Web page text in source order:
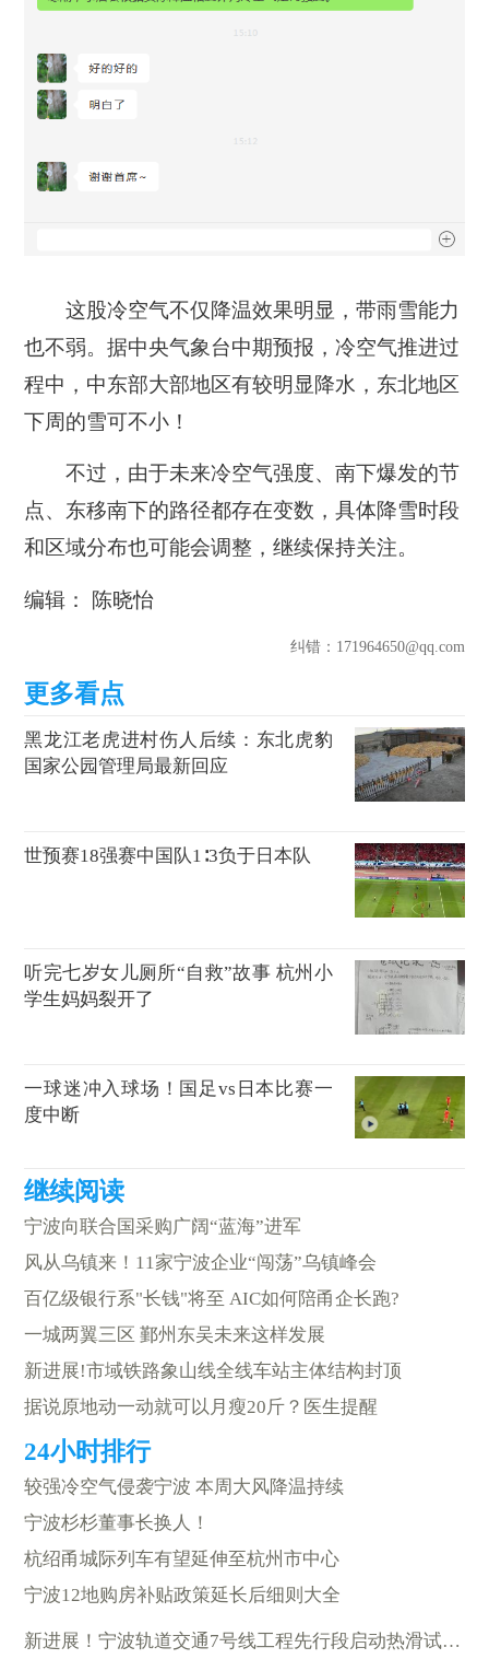
这股冷空气不仅降温效果明显，带雨雪能力
也不弱。据中央气象台中期预报，冷空气推进过
程中，中东部大部地区有较明显降水，东北地区
下周的雪可不小！
不过，由于未来冷空气强度、南下爆发的节
点、东移南下的路径都存在变数，具体降雪时段
和区域分布也可能会调整，继续保持关注。
编辑： 陈晓怡
纠错：171964650@qq.com
黑龙江老虎进村伤人后续：东北虎豹
国家公园管理局最新回应
世预赛18强赛中国队1∶3负于日本队
听完七岁女儿厕所“自救”故事 杭州小
学生妈妈裂开了
一球迷冲入球场！国足vs日本比赛一
度中断
宁波向联合国采购广阔“蓝海”进军
风从乌镇来！11家宁波企业“闯荡”乌镇峰会
百亿级银行系"长钱"将至 AIC如何陪甬企长跑?
一城两翼三区 鄞州东吴未来这样发展
新进展!市域铁路象山线全线车站主体结构封顶
据说原地动一动就可以月瘦20斤？医生提醒
较强冷空气侵袭宁波 本周大风降温持续
宁波杉杉董事长换人！
杭绍甬城际列车有望延伸至杭州市中心
宁波12地购房补贴政策延长后细则大全
新进展！宁波轨道交通7号线工程先行段启动热滑试验